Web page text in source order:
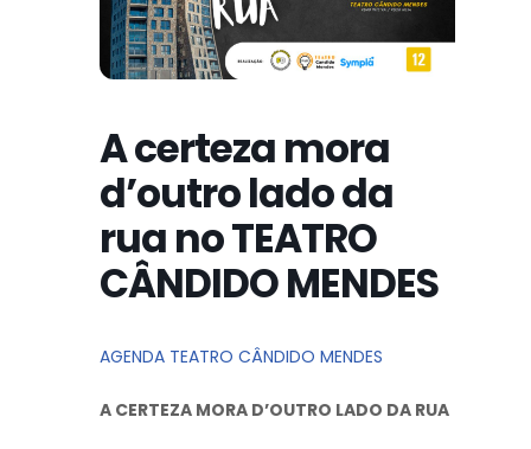
A certeza mora
d’outro lado da
rua no TEATRO
CÂNDIDO MENDES
AGENDA TEATRO CÂNDIDO MENDES
A CERTEZA MORA D’OUTRO LADO DA RUA